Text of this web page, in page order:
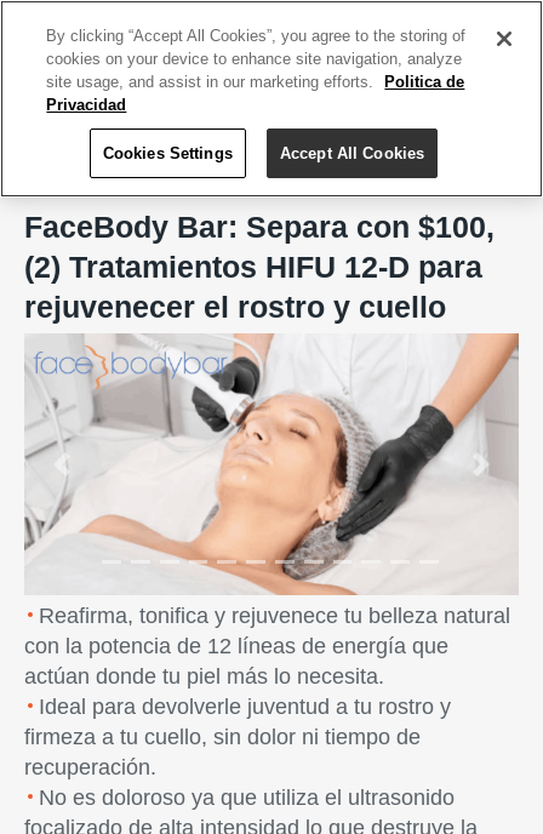
FaceBody Bar, San Juan
FaceBody Bar: Separa con $100,
(2) Tratamientos HIFU 12-D para
rejuvenecer el rostro y cuello
Previous Next
Reafirma, tonifica y rejuvenece tu belleza natural
con la potencia de 12 líneas de energía que
actúan donde tu piel más lo necesita.
Ideal para devolverle juventud a tu rostro y
firmeza a tu cuello, sin dolor ni tiempo de
recuperación.
No es doloroso ya que utiliza el ultrasonido
focalizado de alta intensidad lo que destruye la
By clicking “Accept All Cookies”, you agree to the storing of
cookies on your device to enhance site navigation, analyze
site usage, and assist in our marketing efforts.
Politica de
Privacidad
Cookies Settings Accept All Cookies